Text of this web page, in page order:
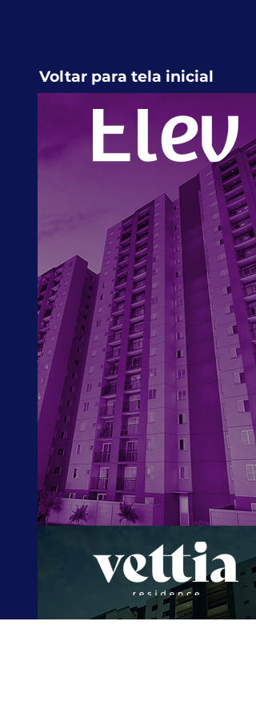
Voltar para tela inicial